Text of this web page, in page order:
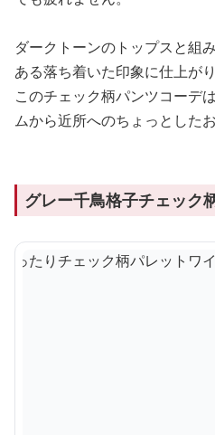
ダークトーンのトップスと組
ある落ち着いた印象に仕上がり
このチェック柄パンツコーデ
ムから近所へのちょっとした
グレー千鳥格子チェック